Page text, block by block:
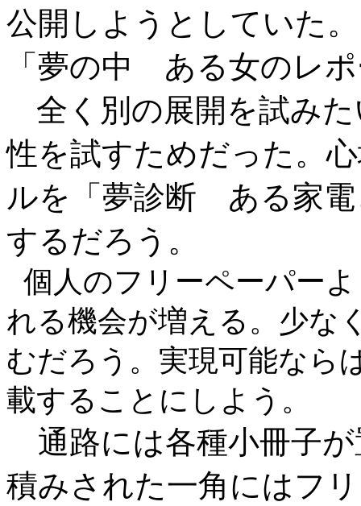
公開しようとしていた
「夢の中 ある女のレ
全く別の展開を試み
性を試すためだった。
ルを「夢診断 ある家電
するだろう。
個人のフリーペーパー
れる機会が増える。少な
むだろう。実現可能なら
載することにしよう。
通路には各種小冊子
積みされた一角にはフ